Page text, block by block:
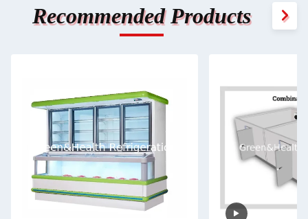
Recommended Products